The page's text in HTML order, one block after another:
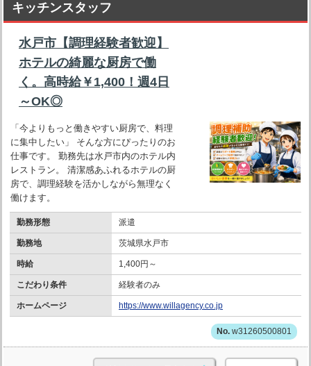
キッチンスタッフ
水戸市【調理経験者歓迎】
ホテルの綺麗な厨房で働
く。高時給￥1,400！週4日
～OK◎
「今よりもっと働きやすい厨房で、料理
に集中したい」 そんな方にぴったりのお
仕事です。 勤務先は水戸市内のホテル内
レストラン。 清潔感あふれるホテルの厨
房で、調理経験を活かしながら無理なく
働けます。
勤務形態 派遣
勤務地 茨城県水戸市
時給 1,400円～
こだわり条件 経験者のみ
ホームページ https://www.willagency.co.jp
w31260500801